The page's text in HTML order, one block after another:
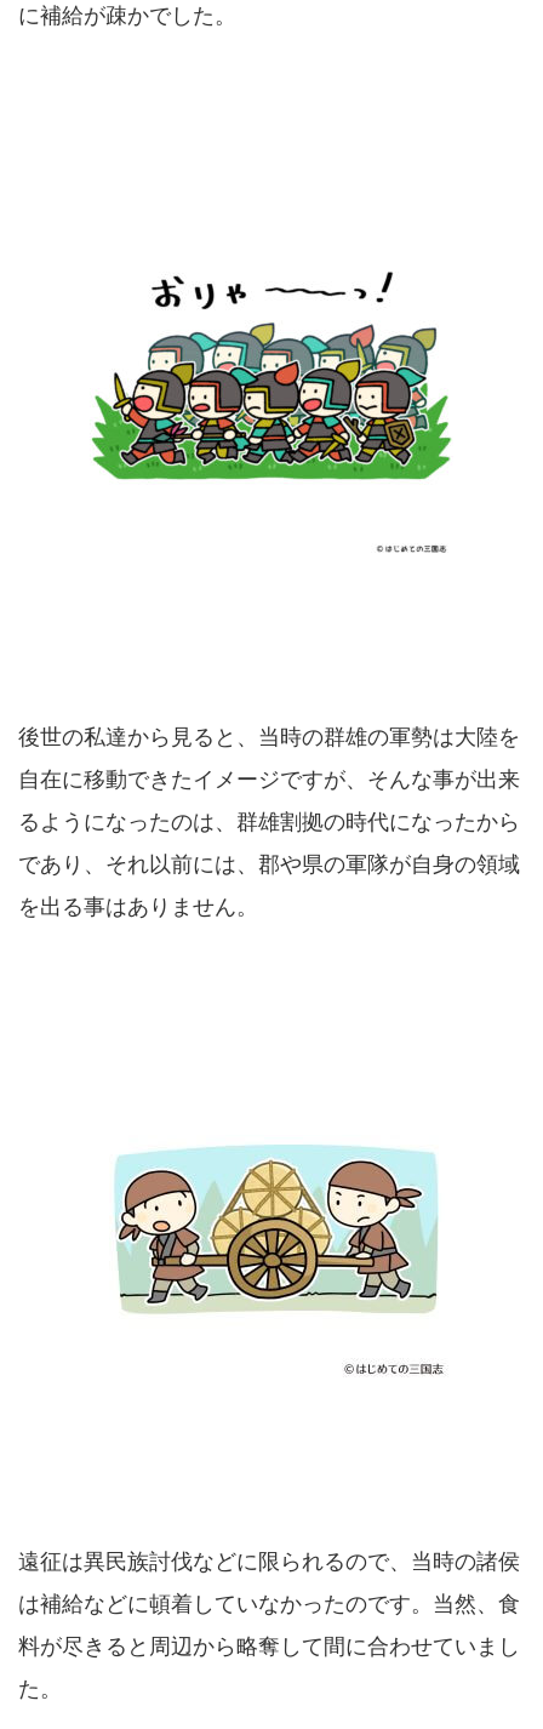
に補給が疎かでした。
後世の私達から見ると、当時の群雄の軍勢は大陸を
自在に移動できたイメージですが、そんな事が出来
るようになったのは、群雄割拠の時代になったから
であり、それ以前には、郡や県の軍隊が自身の領域
を出る事はありません。
遠征は異民族討伐などに限られるので、当時の諸侯
は補給などに頓着していなかったのです。当然、食
料が尽きると周辺から略奪して間に合わせていまし
た。